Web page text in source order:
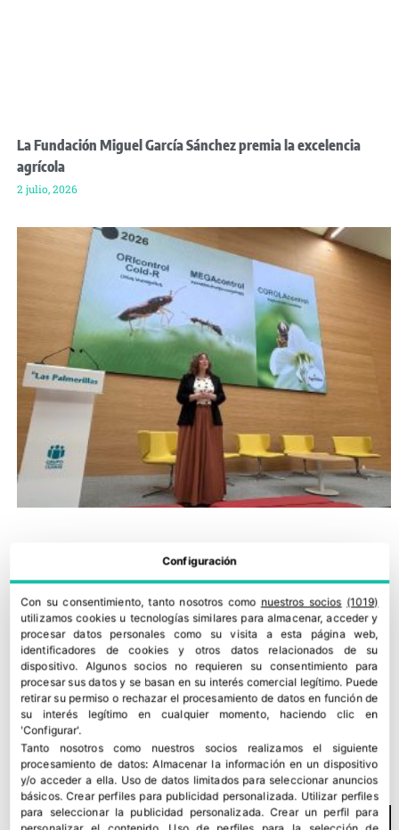
La Fundación Miguel García Sánchez premia la excelencia
agrícola
2 julio, 2026
‘Agrobío Avanza’ con tres nuevas soluciones para plagas
emergentes
26 junio, 2026
Configuración
Con su consentimiento, tanto nosotros como nuestros socios (1019)
utilizamos cookies u tecnologías similares para almacenar, acceder y
procesar datos personales como su visita a esta página web,
identificadores de cookies y otros datos relacionados de su
dispositivo. Algunos socios no requieren su consentimiento para
procesar sus datos y se basan en su interés comercial legítimo. Puede
retirar su permiso o rechazar el procesamiento de datos en función de
su interés legítimo en cualquier momento, haciendo clic en
'Configurar'.
Tanto nosotros como nuestros socios realizamos el siguiente
procesamiento de datos:Almacenar la información en un dispositivo
y/o acceder a ella. Uso de datos limitados para seleccionar anuncios
básicos.Crear perfiles para publicidad personalizada. Utilizar perfiles
para seleccionar la publicidad personalizada.Crear un perfil para